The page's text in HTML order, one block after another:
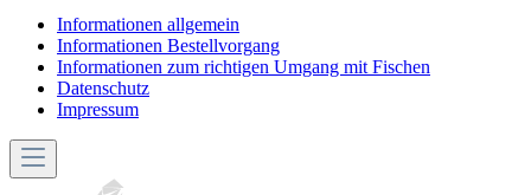
Informationen allgemein
Informationen Bestellvorgang
Informationen zum richtigen Umgang mit Fischen
Datenschutz
Impressum